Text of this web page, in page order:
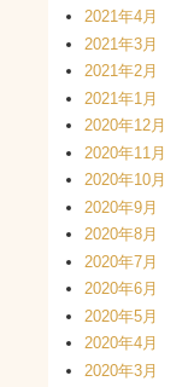
2021年4月
2021年3月
2021年2月
2021年1月
2020年12月
2020年11月
2020年10月
2020年9月
2020年8月
2020年7月
2020年6月
2020年5月
2020年4月
2020年3月